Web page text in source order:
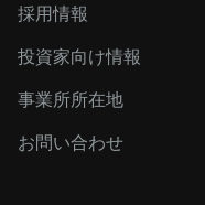
採用情報
投資家向け情報
事業所所在地
お問い合わせ